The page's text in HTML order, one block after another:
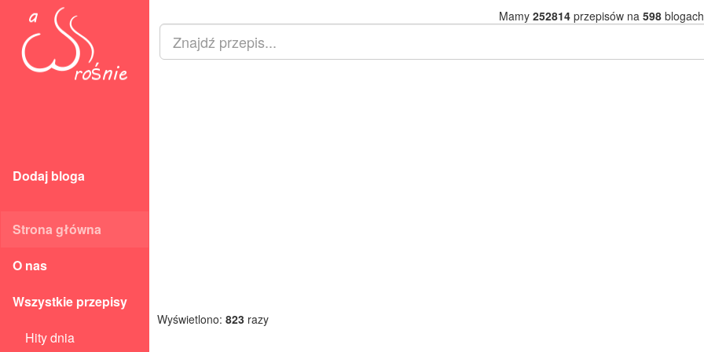
Dodaj bloga
Strona główna
O nas
Wszystkie przepisy
Hity dnia
Mamy 252814przepisów na 598
Wyświetlono: 823 razy